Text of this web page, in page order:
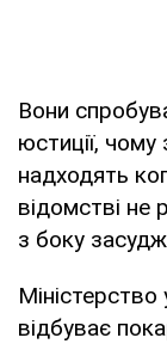
Вони
юстиції, чому
надходять
відомстві
з боку
відбуває